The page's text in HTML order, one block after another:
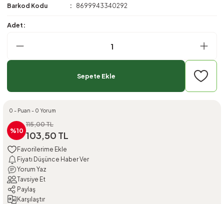
Barkod Kodu
8699943340292
Adet:
Sepete Ekle
0 - Puan - 0 Yorum
%10
115,00 TL
103,50 TL
Fiyatı Düşünce Haber Ver
Yorum Yaz
Tavsiye Et
Paylaş
Karşılaştır